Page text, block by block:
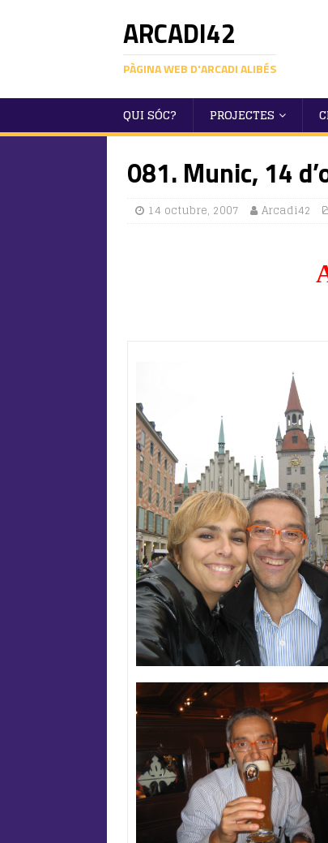
ARCADI42
PÀGINA WEB D'ARCADI ALIBÉS
QUI SÓC? PROJECTES
081. Munic, 14
14 octubre, 2007 Arcadi42